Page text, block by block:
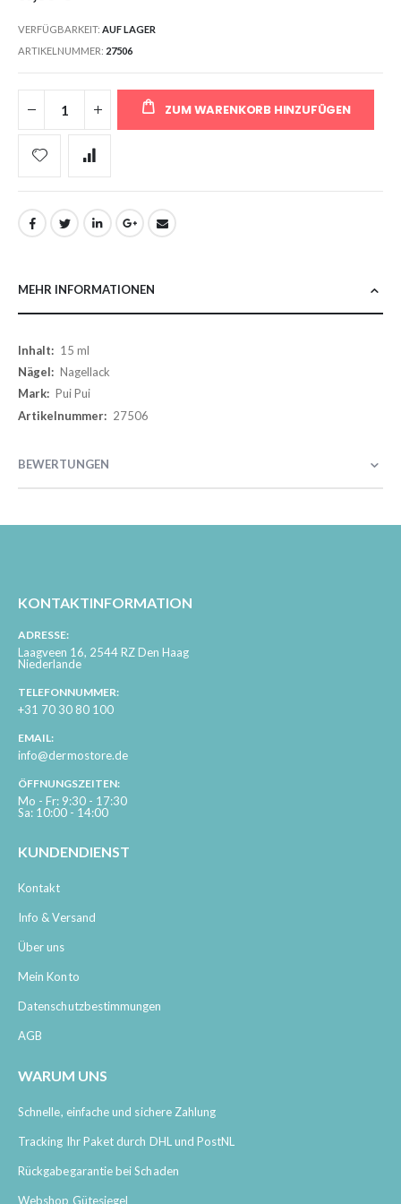
VERFÜGBARKEIT: AUF LAGER
ARTIKELNUMMER 27506
ZUM WARENKORB HINZUFÜGEN
MEHR INFORMATIONEN
Mehr
Informationen
15 ml
Nagellack
Pui Pui
27506
BEWERTUNGEN
KONTAKTINFORMATION
ADRESSE:
Laagveen 16, 2544 RZ Den Haag
Niederlande
TELEFONNUMMER:
+31 70 30 80 100
EMAIL:
info@dermostore.de
ÖFFNUNGSZEITEN:
Mo - Fr: 9:30 - 17:30
Sa: 10:00 - 14:00
KUNDENDIENST
Kontakt
Info & Versand
Über uns
Mein Konto
Datenschutzbestimmungen
AGB
WARUM UNS
Schnelle, einfache und sichere Zahlung
Tracking Ihr Paket durch DHL und PostNL
Rückgabegarantie bei Schaden
Webshop Gütesiegel